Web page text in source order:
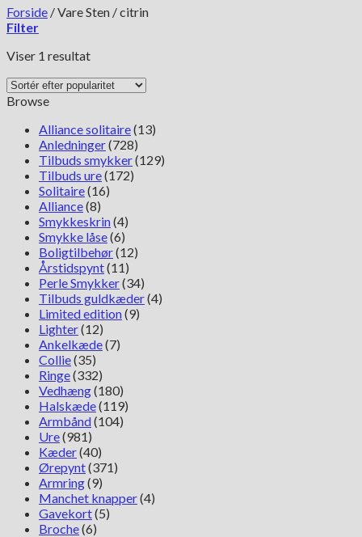
Forside /Vare Sten /citrin
Filter
Viser 1 resultat
Browse
Alliance solitaire(13)
Anledninger(728)
Tilbuds smykker(129)
Tilbuds ure(172)
Solitaire(16)
Alliance(8)
Smykkeskrin(4)
Smykke låse(6)
Boligtilbehør(12)
Årstidspynt(11)
Perle Smykker(34)
Tilbuds guldkæder(4)
Limited edition(9)
Lighter(12)
Ankelkæde(7)
Collie(35)
Ringe(332)
Vedhæng(180)
Halskæde(119)
Armbånd(104)
Ure(981)
Kæder(40)
Ørepynt(371)
Armring(9)
Manchet knapper(4)
Gavekort(5)
Broche(6)